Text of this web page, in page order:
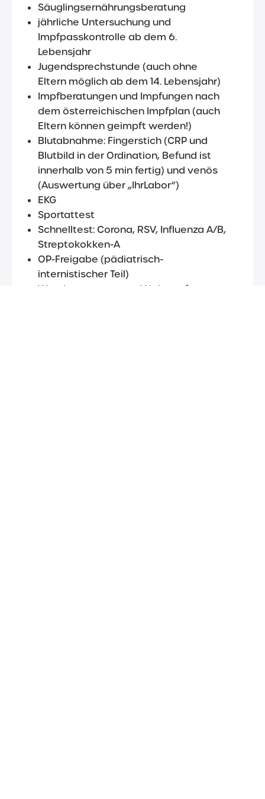
Säuglingsernährungsberatung
jährliche Untersuchung und
Impfpasskontrolle ab dem 6.
Lebensjahr
Jugendsprechstunde (auch ohne
Eltern möglich ab dem 14. Lebensjahr)
Impfberatungen und Impfungen nach
dem österreichischen Impfplan (auch
Eltern können geimpft werden!)
Blutabnahme: Fingerstich (CRP und
Blutbild in der Ordination, Befund ist
innerhalb von 5 min fertig) und venös
(Auswertung über „IhrLabor“)
EKG
Sportattest
Schnelltest: Corona, RSV, Influenza A/B,
Streptokokken-A
OP-Freigabe (pädiatrisch-
internistischer Teil)
Wundversorgung und Nahtentfernung